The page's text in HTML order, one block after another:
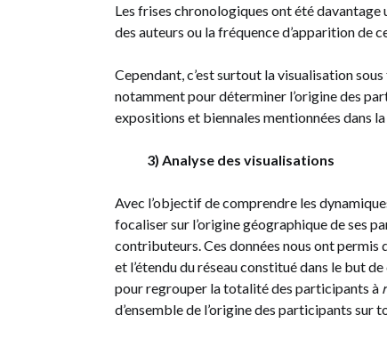
Les frises chronologiques ont été
des auteurs ou la fréquence d’apparition de
Cependant, c’est surtout la visualisation
notamment pour déterminer l’origine des
expositions et biennales mentionnées dans
3) Analyse des visualisations
Avec l’objectif de comprendre les
focaliser sur l’origine géographique de ses
contributeurs. Ces données nous ont permis
et l’étendu du réseau constitué dans le but
pour regrouper la totalité des participants à
d’ensemble de l’origine des participants sur